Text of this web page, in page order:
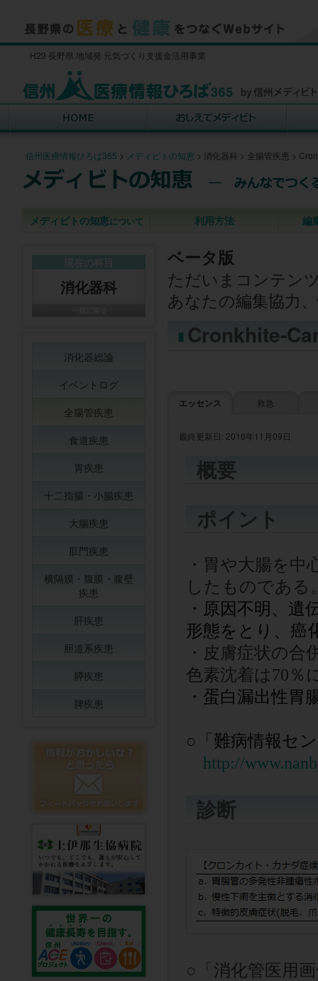
H29 長野県 地域発 元気づくり支援金活用事業
信州医療情報ひろば365 > メディビトの知恵 > 消化器科 > 全腸管疾患 >
メディビトの知恵について 利用方法 編
ベータ版
ただいまコンテン
あなたの編集協力
Cronkhite-
エッセンス 救急
最終更新日: 2016年11月09日
概要
ポイント
・胃や大腸を
したものである
・原因不明、
形態をとり、癌
・皮膚症状の合
色素沈着は70％
・蛋白漏出性胃
○ 「難病情報
http://
診断
○
「消化管医用
消化器科
消化器総論
イベントログ
全腸管疾患
食道疾患
胃疾患
十二指腸・小腸疾患
大腸疾患
肛門疾患
横隔膜・腹膜・腹壁
疾患
肝疾患
胆道系疾患
膵疾患
脾疾患